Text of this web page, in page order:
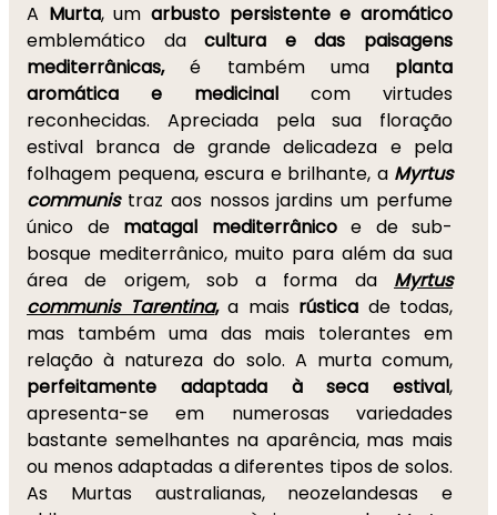
A Murta, umarbusto persistente e aromático
emblemático dacultura e das paisagens
mediterrânicas,é também uma planta
aromática e medicinal com virtudes
reconhecidas. Apreciada pela sua floração
estival branca de grande delicadeza e pela
folhagem pequena, escura e brilhante, a Myrtus
communistraz aos nossos jardins um perfume
único de matagal mediterrânicoe de sub-
bosque mediterrânico, muito para além da sua
área de origem, sob a forma da Myrtus
communis Tarentina,a mais rústica de todas,
mas também uma das mais tolerantes em
relação à natureza do solo. A murta comum,
perfeitamente adaptada à seca estival,
apresenta-se em numerosas variedades
bastante semelhantes na aparência, mas mais
ou menos adaptadas a diferentes tipos de solos.
As Murtas australianas, neozelandesas e